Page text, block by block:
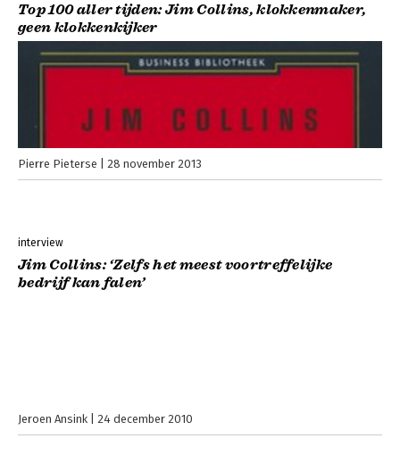
Top 100 aller tijden: Jim Collins, klokkenmaker,
geen klokkenkijker
Pierre Pieterse 28 november 2013
interview
Jim Collins: ‘Zelfs het meest voortreffelijke
bedrijf kan falen’
Jeroen Ansink 24 december 2010